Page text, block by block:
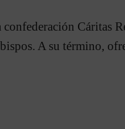
Cáritas
A su término,